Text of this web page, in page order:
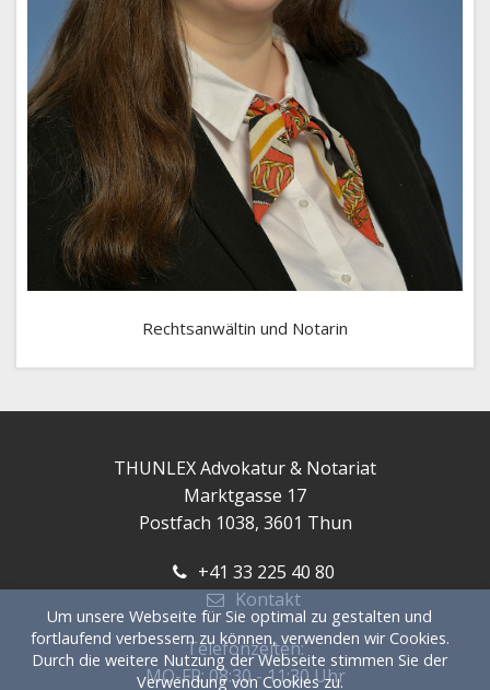
Rechtsanwältin und Notarin
THUNLEX Advokatur & Notariat
Marktgasse 17
Postfach 1038, 3601 Thun
+41 33 225 40 80
Kontakt
Telefonzeiten:
MO-FR: 08:30 - 11:30 Uhr
Um unsere Webseite für Sie optimal zu gestalten und
fortlaufend verbessern zu können, verwenden wir Cookies.
Durch die weitere Nutzung der Webseite stimmen Sie der
Verwendung von Cookies zu.